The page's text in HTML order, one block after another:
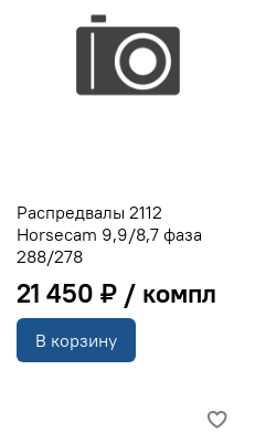
Распредвалы 2112
Horsecam 9,9/8,7 фаза
288/278
21 450 ₽
В корзину